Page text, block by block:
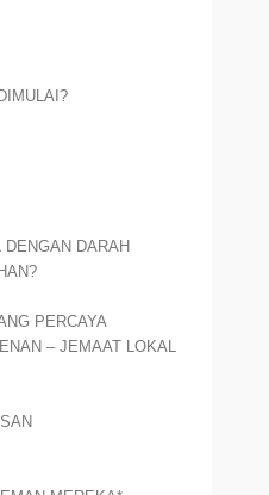
DARAH
PERCAYA
– JEMAAT LOKAL